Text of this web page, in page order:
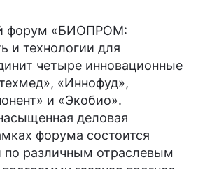
форум «БИОПРОМ:
и технологии для
четыре инновационные
«Иннофуд»,
и «Экобио».
деловая
форума состоится
по различным отраслевым